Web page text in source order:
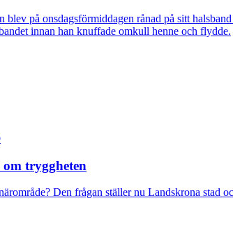
på onsdagsförmiddagen rånad på sitt
innan han knuffade omkull henne och flydde.
tryggheten
Den frågan ställer nu Landskrona stad